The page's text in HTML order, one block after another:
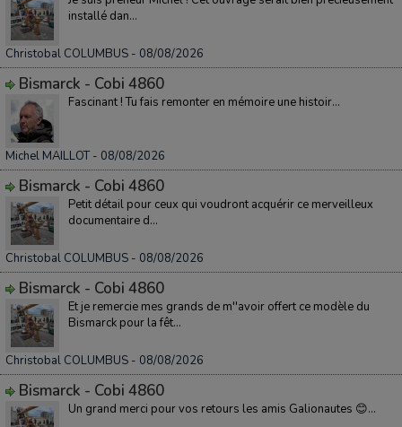
installé dan...
Christobal COLUMBUS - 08/08/2026
Bismarck - Cobi 4860
Fascinant ! Tu fais remonter en mémoire une histoir...
Michel MAILLOT- 08/08/2026
Bismarck - Cobi 4860
Petit détail pour ceux qui voudront acquérir ce merveilleux
documentaire d...
Christobal COLUMBUS - 08/08/2026
Bismarck - Cobi 4860
Et je remercie mes grands de m''avoir offert ce modèle du
Bismarck pour la fêt...
Christobal COLUMBUS - 08/08/2026
Bismarck - Cobi 4860
Un grand merci pour vos retours les amis Galionautes 😊...